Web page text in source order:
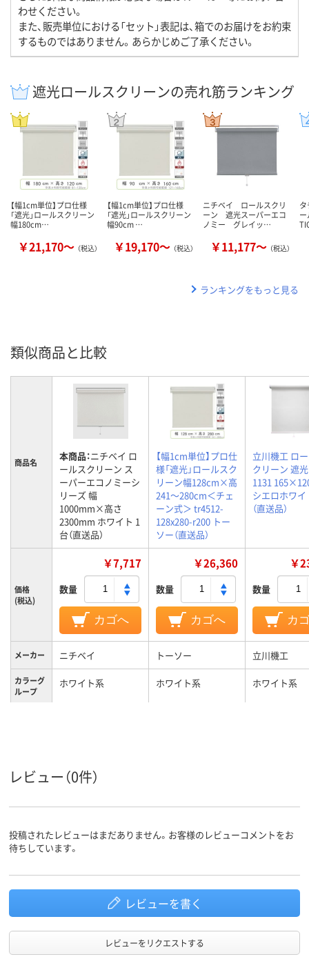
わせください。
また、販売単位における「セット」表記は、箱でのお届けをお約束
するものではありません。あらかじめご了承ください。
遮光ロールスクリーンの売れ筋ランキング
【幅1cm単位】プロ仕様
「遮光」ロールスクリーン
幅180cm…
￥21,170～ （税込）
【幅1cm単位】プロ仕様
「遮光」ロールスクリーン
幅90cm …
￥19,170～ （税込）
ニチベイ ロールスクリ
ーン 遮光スーパーエコ
ノミー グレイッ…
￥11,177～ （税込）
ランキングをもっと見る
類似商品と比較
商品名 本商品：ニチベイ ロ
ールスクリーン ス
ーパーエコノミーシ
リーズ 幅
1000mm×高さ
2300mm ホワイト 1
台（直送品）
【幅1cm単位】プロ仕
様「遮光」ロールスク
リーン幅128cm×高
241～280cm＜チェ
ーン式＞ tr4512-
128x280-r200 トー
ソー（直送品）
立川機工 ロ
クリーン 遮
1131
シエロホワイ
（直送品）
価格
(税込)
￥7,717
数量
カゴへ
￥26,360
数量
カゴへ
￥
数量
カ
メーカー ニチベイ トーソー 立川機工
カラーグ
ループ
ホワイト系 ホワイト系 ホワイト系
レビュー（0件）
投稿されたレビューはまだありません。お客様のレビューコメントをお
待ちしています。
レビューを書く
レビューをリクエストする